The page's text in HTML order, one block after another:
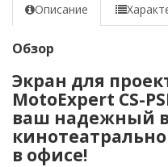
Описание
Обзор
Экран для
MotoExpert CS-
ваш надежный
в офисе!